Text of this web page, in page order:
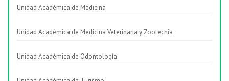
Unidad Académica de Medicina
Unidad Académica de Medicina Veterinaria y Zootecnia
Unidad Académica de Odontología